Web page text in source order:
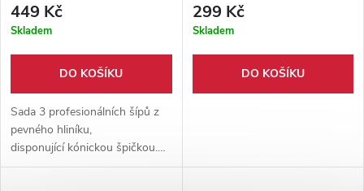
449 Kč
Skladem
DO KOŠÍKU
Sada 3 profesionálních šípů z
pevného hliníku,
disponující kónickou špičkou.
Celková délka šípu je
299 Kč
Skladem
DO KOŠÍKU